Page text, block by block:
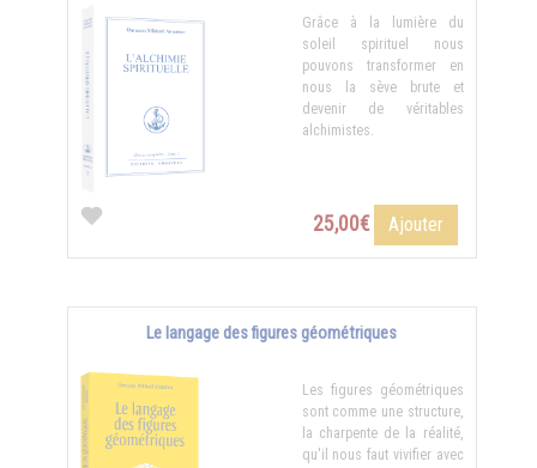
Grâce à la lumière du
soleil spirituel nous
pouvons transformer en
nous la sève brute et
devenir de véritables
alchimistes.
25,00€ Ajouter
Le langage des figures géométriques
Les figures géométriques
sont comme une structure,
la charpente de la réalité,
qu'il nous faut vivifier avec